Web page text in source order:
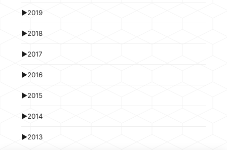
►2019
►2018
►2017
►2016
►2015
►2014
►2013